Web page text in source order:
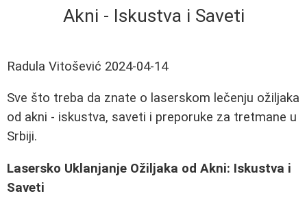
Akni - Iskustva i Saveti
Radula Vitošević 2024-04-14
Sve što treba da znate o laserskom lečenju ožiljaka
od akni - iskustva, saveti i preporuke za tretmane u
Srbiji.
Lasersko Uklanjanje Ožiljaka od Akni: Iskustva i
Saveti